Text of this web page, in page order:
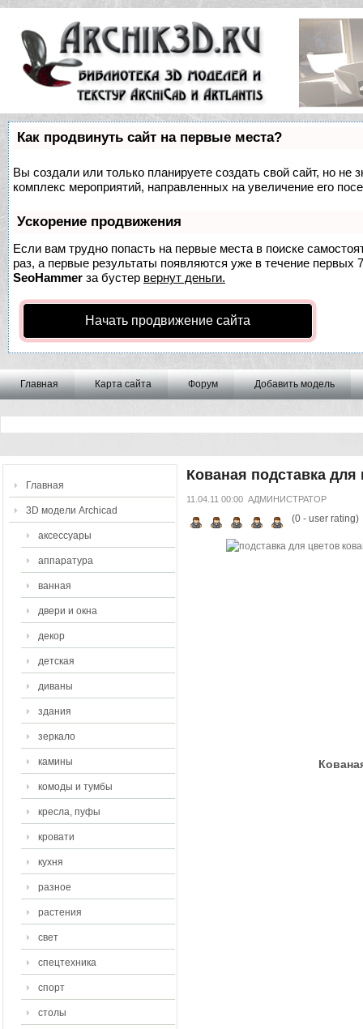
Как продвинуть сайт на первые места?
Вы создали или только планируете создать свой сайт, но не
комплекс мероприятий, направленных на увеличение его
Ускорение продвижения
Если вам трудно попасть на первые места в поиске
раз, а первые результаты появляются уже в течение первых
SeoHammer за бустер вернут деньги.
Начать продвижение сайта
Главная Карта сайта Форум Добавить модель
Главная
3D модели Archicad
аксессуары
аппаратура
ванная
двери и окна
декор
детская
диваны
здания
зеркало
камины
комоды и тумбы
кресла, пуфы
кровати
кухня
разное
растения
свет
спецтехника
спорт
столы
Кованая подставка для
11.04.11 00:00 АДМИНИСТРАТОР
(0- user rating)